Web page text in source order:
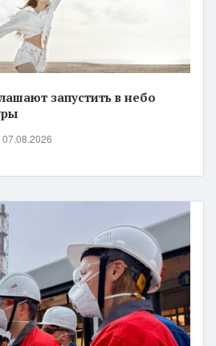
запустить в небо
07.08.2026